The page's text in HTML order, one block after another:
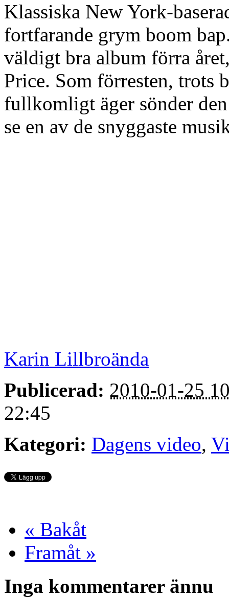
Klassiska New York-
fortfarande grym boom
väldigt bra album förra
Price. Som förresten, trots
fullkomligt äger sönder
se en av de snyggaste
Karin Lillbroända
Publicerad: 2010-01-25
22:45
Kategori: Dagens video,
« Bakåt
Framåt »
Inga kommentarer ännu